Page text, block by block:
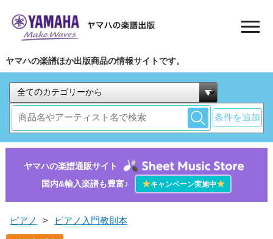
ヤマハの楽譜ほか出版商品の情報サイトです。
条件を追加
ヤマハの楽譜通販サイト
国内&輸入楽譜も豊富♪
★キャンペーン実施中★
ピアノ > ピアノ入門教則本